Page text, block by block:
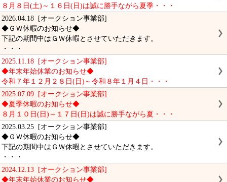
８月８日(土)～１６日(日)は誠に勝手ながら夏季・・・
2026.04.18 [オークション事業部]
◆ＧＷ休暇のお知らせ◆
下記の期間中はＧＷ休暇とさせていただきます。
・・・
2025.11.18 [オークション事業部]
◆年末年始休業のお知らせ◆
令和７年１２月２８日(日)～令和８年１月４日・・・
2025.07.09 [オークション事業部]
◆夏季休暇のお知らせ◆
８月１０日(日)～１７日(日)は誠に勝手ながら夏・・・
2025.03.25 [オークション事業部]
◆ＧＷ休暇のお知らせ◆
下記の期間中はＧＷ休暇とさせていただきます。
・・・
2024.12.13 [オークション事業部]
◆年末年始休業のお知らせ◆